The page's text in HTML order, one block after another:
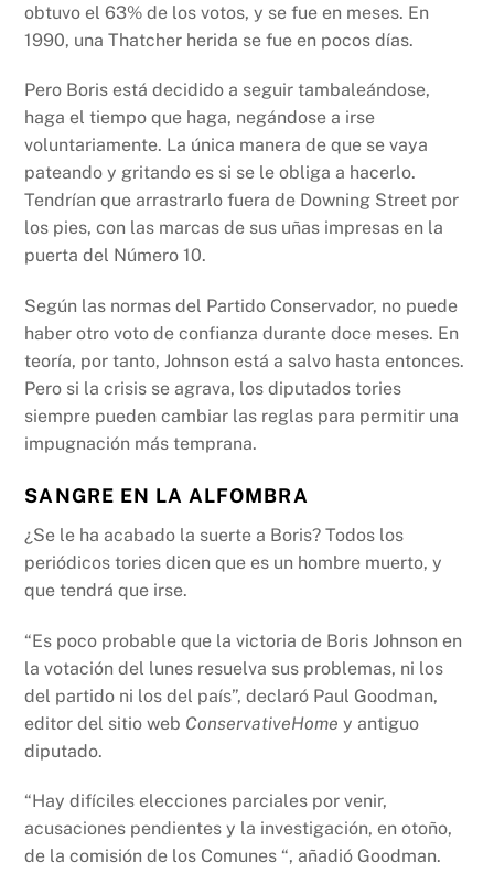
obtuvo el 63% de los votos, y se fue en meses. En
1990, una Thatcher herida se fue en pocos días.
Pero Boris está decidido a seguir tambaleándose,
haga el tiempo que haga, negándose a irse
voluntariamente. La única manera de que se vaya
pateando y gritando es si se le obliga a hacerlo.
Tendrían que arrastrarlo fuera de Downing Street por
los pies, con las marcas de sus uñas impresas en la
puerta del Número 10.
Según las normas del Partido Conservador, no puede
haber otro voto de confianza durante doce meses. En
teoría, por tanto, Johnson está a salvo hasta entonces.
Pero si la crisis se agrava, los diputados tories
siempre pueden cambiar las reglas para permitir una
impugnación más temprana.
SANGRE EN LA ALFOMBRA
¿Se le ha acabado la suerte a Boris? Todos los
periódicos tories dicen que es un hombre muerto, y
que tendrá que irse.
“Es poco probable que la victoria de Boris Johnson en
la votación del lunes resuelva sus problemas, ni los
del partido ni los del país”, declaró Paul Goodman,
editor del sitio web ConservativeHome y antiguo
diputado.
“Hay difíciles elecciones parciales por venir,
acusaciones pendientes y la investigación, en otoño,
de la comisión de los Comunes “, añadió Goodman.